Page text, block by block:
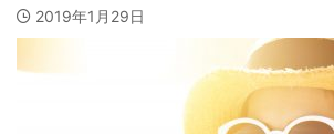
2019年1月29日